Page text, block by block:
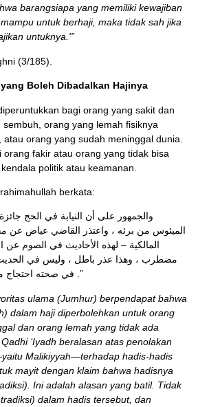
barangsiapa yang memiliki kewajiban
untuk berhaji, maka tidak sah jika
untuknya.'”
(3/185).
Boleh Dibadalkan Hajinya
bagi orang yang sakit dan
orang yang lemah fisiknya
orang yang sudah meninggal dunia.
orang fakir atau orang yang tidak bisa
politik atau keamanan.
berkata:
الميئوس من برئه ، واعتذر القاضي عياض عن
المالكية – لهذه الأحاديث في الصوم عن
مضطرب ، وهذا عذر باطل ، وليس في
في صحته احتجاج مسلم به في صحيحه .”
ulama (Jumhur) berpendapat bahwa
dalam haji diperbolehkan untuk orang
dan orang lemah yang tidak ada
‘Iyadh beralasan atas penolakan
Malikiyyah—terhadap hadis-hadis
mayit dengan klaim bahwa hadisnya
Ini adalah alasan yang batil. Tidak
dalam hadis tersebut, dan